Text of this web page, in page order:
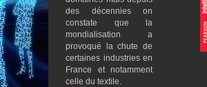
des décennies on
constate que la
mondialisation a
provoqué la chute de
certaines industries en
France et notamment
celle du textile.